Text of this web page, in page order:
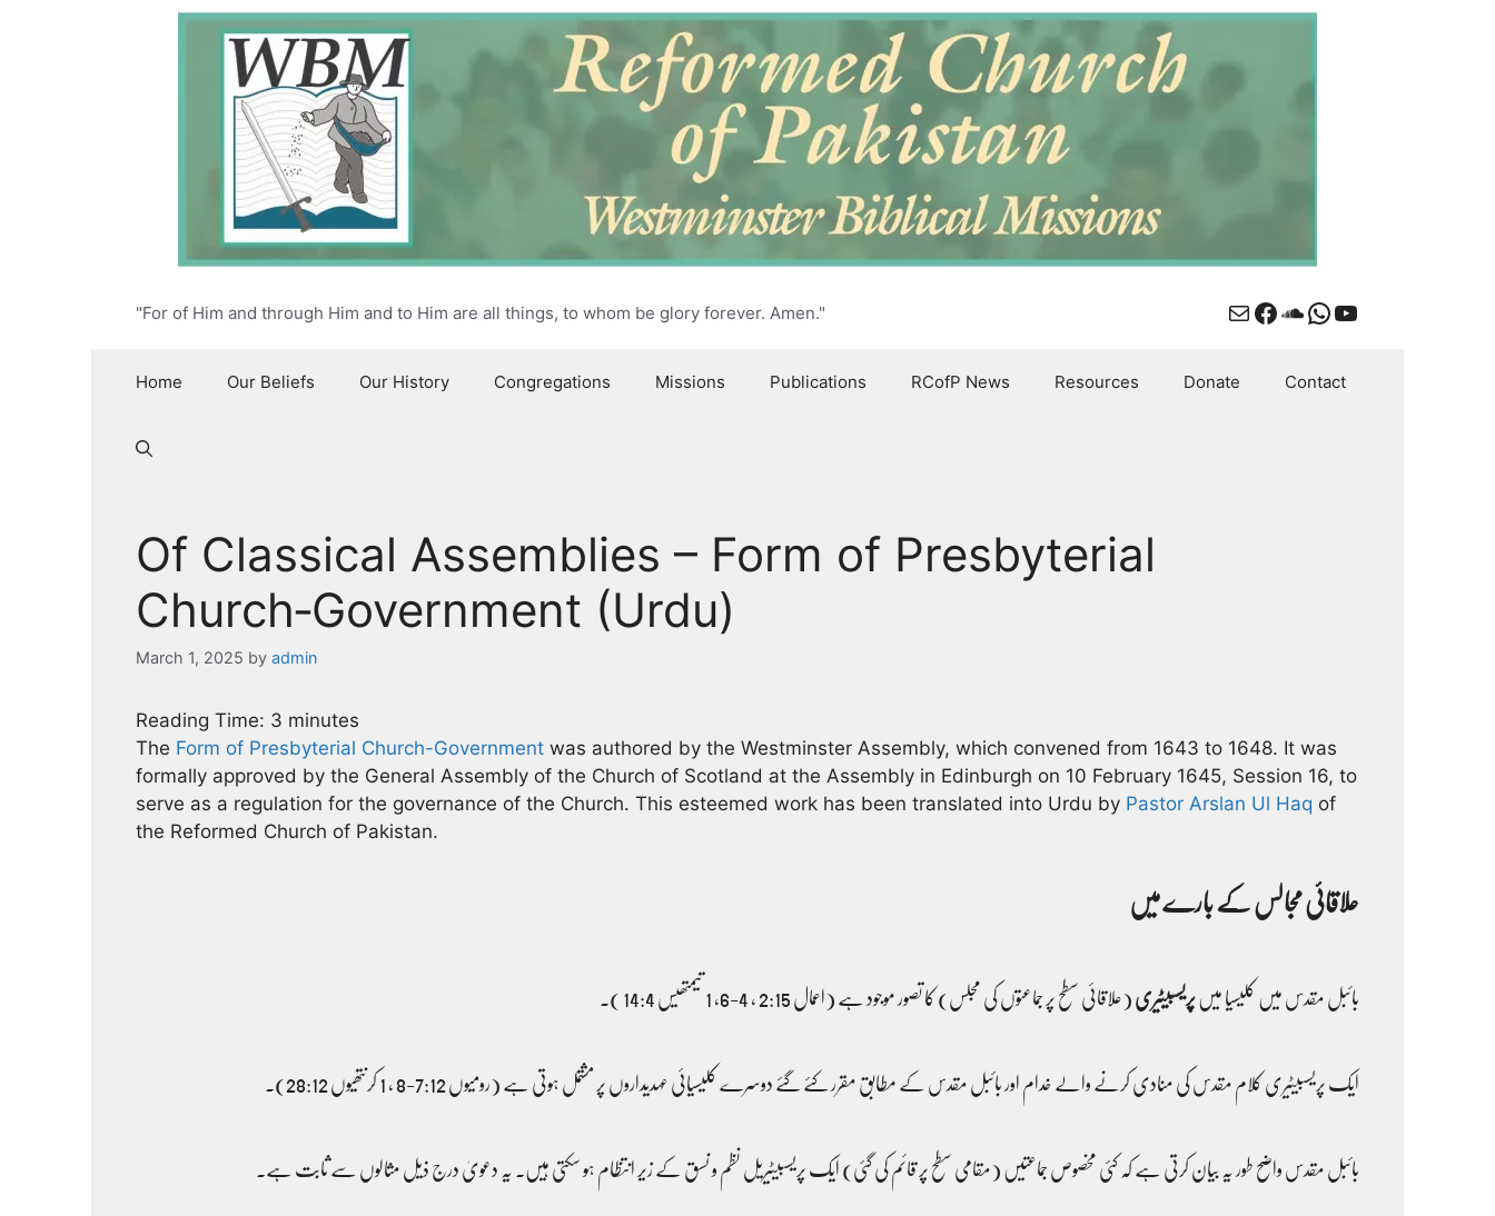
"For of Him and through Him and to Him are all things, to whom be glory forever. Amen." MailFacebook
SoundCloud
WhatsApp
YouTube
Home Our Beliefs Our History Congregations Missions Publications RCofP News Resources Donate Contact
Of Classical Assemblies – Form of Presbyterial
Church‑Government (Urdu)
March 1, 2025 by admin
Reading Time: 3 minutes
The Form of Presbyterial Church-Government was authored by the Westminster Assembly, which convened from 1643 to 1648. It was
formally approved by the General Assembly of the Church of Scotland at the Assembly in Edinburgh on 10 February 1645, Session 16, to
serve as a regulation for the governance of the Church. This esteemed work has been translated into Urdu by Pastor Arslan Ul Haq of
the Reformed Church of Pakistan.
علاقائی مجالس کے بارے میں
بائبل مقدس میں کلیسیا میں پریسبیٹیری (علاقائی سطح پر جماعتوں کی مجلس) کا تصور موجود ہے (اعمال 2:15 ، 4-6، 1 تیمتھیس 14:4 )۔
ایک پریسبیٹیری کلام مقدس کی منادی کرنے والے خدام اور بائبل مقدس کے مطابق مقرر کئے گئے دوسرے کلیسیائی عہدیداروں پر مشتمل ہوتی ہے (رومیوں 7:12-8 ، 1 کرنتھیوں 28:12)۔
بائبل مقدس واضح طور یہ بیان کرتی ہے کہ کئی مخصوص جماعتیں (مقامی سطح پر قائم کی گئی) ایک پریسبیٹیریل نظم و نسق کے زیر انتظام ہو سکتی ہیں۔ یہ دعویٰ درج ذیل مثالوں سے ثابت ہے۔